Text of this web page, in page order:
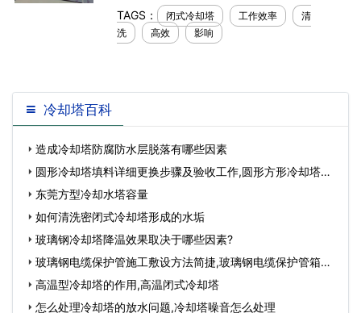
却塔的工作效率非常重视，如果想要提升闭式
冷却塔的工作效率，维护这项工作室非常重要
的，那么我们在
TAGS： 闭式冷却塔 工作效率
清
洗
高效 影响
冷却塔百科
造成冷却塔防腐防水层脱落有哪些因素
圆形冷却塔填料详细更换步骤及验收工作,圆形方形冷却塔填
料…东莞方型冷却水塔容量
如何清洗密闭式冷却塔形成的水垢
玻璃钢冷却塔降温效果取决于哪些因素?
玻璃钢电缆保护管施工敷设方法简捷,玻璃钢电缆保护管箱用
途…高温型冷却塔的作用,高温闭式冷却塔
怎么处理冷却塔的放水问题,冷却塔噪音怎么处理